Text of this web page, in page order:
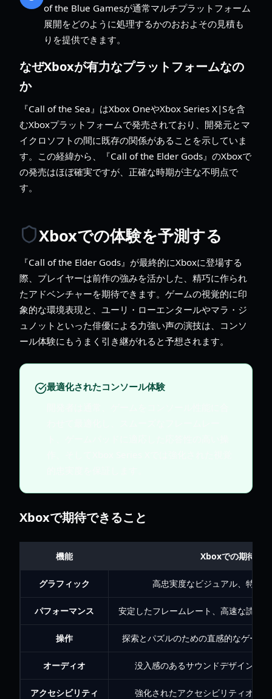
of the Blue Gamesが通常マルチプラットフォーム
展開をどのように処理するかのおおよその見積も
りを提供できます。
なぜXboxが有力なプラットフォームなの
か
『Call of the Sea』はXbox OneやXbox Series X|Sを含
むXboxプラットフォームで発売されており、開発元とマ
イクロソフトの間に既存の関係があることを示していま
す。この経緯から、『Call of the Elder Gods』のXboxで
の発売はほぼ確実ですが、正確な時期が主な不明点で
す。
Xboxでの体験を予測する
『Call of the Elder Gods』が最終的にXboxに登場する
際、プレイヤーは前作の強みを活かした、精巧に作られ
たアドベンチャーを期待できます。ゲームの視覚的に印
象的な環境表現と、ユーリ・ローエンタールやマラ・ジ
ュノットといった俳優による力強い声の演技は、コンソ
ール体験にもうまく引き継がれると予想されます。
最適化されたコンソール体験
Xboxで期待できること
機能 Xboxでの期待
グラフィック 高忠実度なビジュアル、特に
パフォーマンス 安定したフレームレート、高速な読み
操作 探索とパズルのための直感的なゲーム
オーディオ 没入感のあるサウンドデザイン、
アクセシビリティ 強化されたアクセシビリティオプ